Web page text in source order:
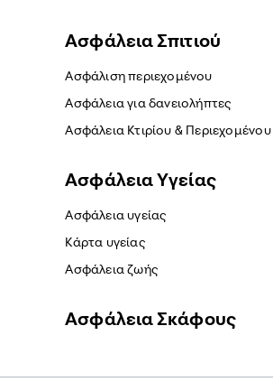
Ασφάλεια Σπιτιού
Ασφάλιση περιεχομένου
Ασφάλεια για δανειολήπτες
Ασφάλεια Κτιρίου & Περιεχομένου
Ασφάλεια Yγείας
Ασφάλεια υγείας
Κάρτα υγείας
Ασφάλεια ζωής
Ασφάλεια Σκάφους